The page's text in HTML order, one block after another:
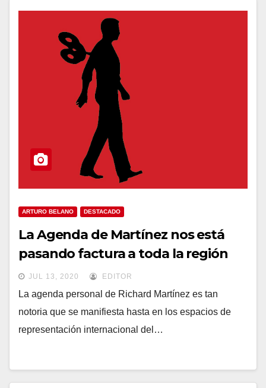
ARTURO BELANO DESTACADO
La Agenda de Martínez nos está
pasando factura a toda la región
JUL 13, 2020 EDITOR
La agenda personal de Richard Martínez es tan
notoria que se manifiesta hasta en los espacios de
representación internacional del…